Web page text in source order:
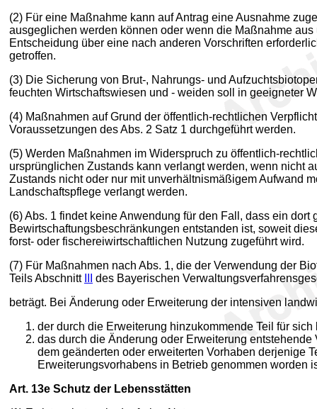
(2) Für eine Maßnahme kann auf Antrag eine Ausnahme
ausgeglichen werden können oder wenn die Maßnahme
Entscheidung über eine nach anderen Vorschriften
getroffen.
(3) Die Sicherung von Brut-, Nahrungs- und
feuchten Wirtschaftswiesen und - weiden soll in geeigneter
(4) Maßnahmen auf Grund der öffentlich-rechtlichen
Voraussetzungen des Abs. 2 Satz 1 durchgeführt werden.
(5) Werden Maßnahmen im Widerspruch zu öffentlich-
ursprünglichen Zustands kann verlangt werden, wenn nicht
Zustands nicht oder nur mit unverhältnismäßigem Aufwand
Landschaftspflege verlangt werden.
(6) Abs. 1 findet keine Anwendung für den Fall, dass ein
Bewirtschaftungsbeschränkungen entstanden ist, soweit
forst- oder fischereiwirtschaftlichen Nutzung zugeführt wird.
(7) Für Maßnahmen nach Abs. 1, die der Verwendung der
Teils Abschnitt
des Bayerischen
beträgt. Bei Änderung oder Erweiterung der intensiven
der durch die Erweiterung hinzukommende Teil für sich
das durch die Änderung oder Erweiterung
dem geänderten oder erweiterten Vorhaben derjenige
Erweiterungsvorhabens in Betrieb genommen worden
Art. 13e Schutz der Lebensstätten